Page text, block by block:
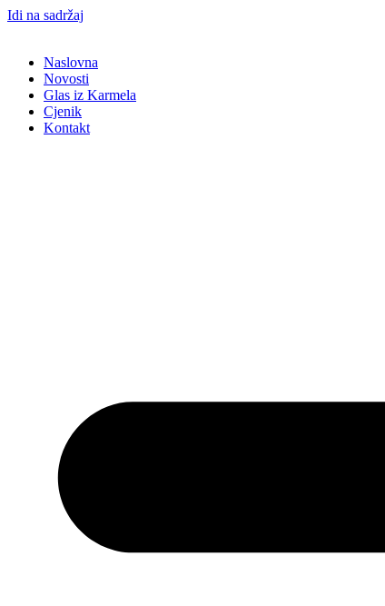
Idi na sadržaj
Naslovna
Novosti
Glas iz Karmela
Cjenik
Kontakt